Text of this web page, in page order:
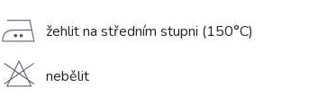
E žehlit na středním stupni (150°C)
H nebělit